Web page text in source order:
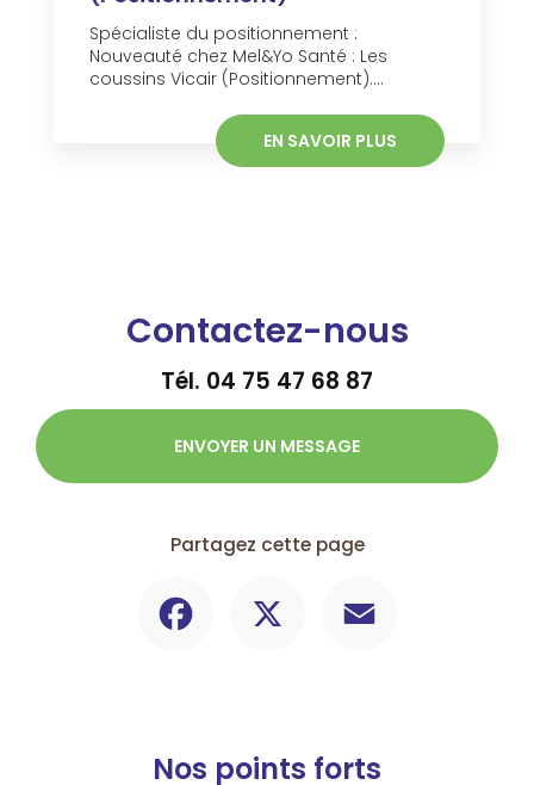
Spécialiste du positionnement :
Nouveauté chez Mel&Yo Santé : Les
coussins Vicair (Positionnement)....
EN SAVOIR PLUS
Contactez-nous
Tél. 04 75 47 68 87
ENVOYER UN MESSAGE
Partagez cette page
Nos points forts